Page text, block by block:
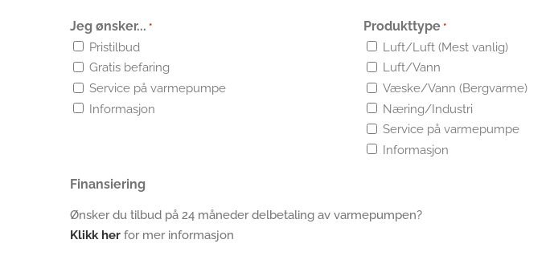
Jeg ønsker... *
Pristilbud
Gratis befaring
Service på varmepumpe
Informasjon
Produkttype *
Luft/Luft (Mest vanlig)
Luft/Vann
Væske/Vann (Bergvarme)
Næring/Industri
Service på varmepumpe
Informasjon
Finansiering
Ønsker du tilbud på 24 måneder delbetaling av varmepumpen?
Klikk her for mer informasjon